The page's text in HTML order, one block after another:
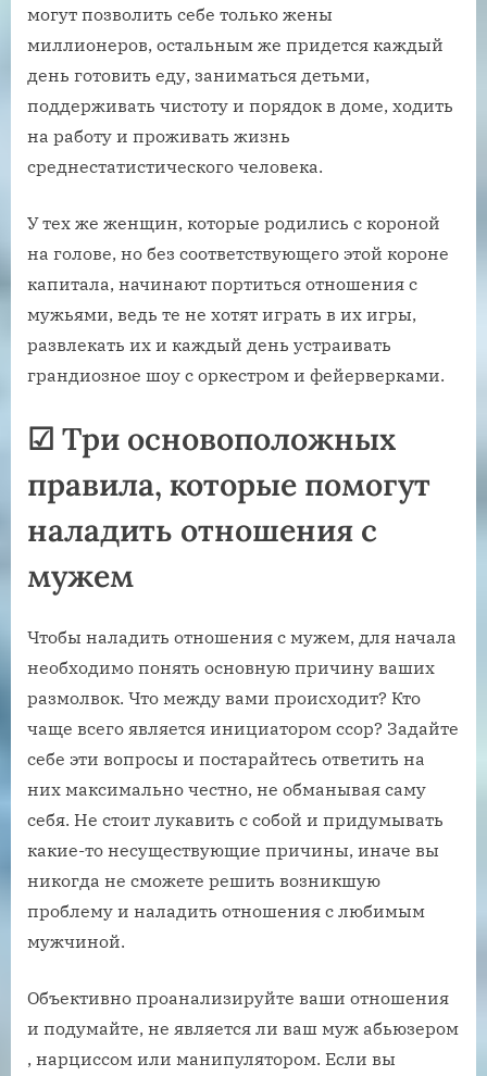
могут позволить себе только жены
миллионеров, остальным же придется каждый
день готовить еду, заниматься детьми,
поддерживать чистоту и порядок в доме, ходить
на работу и проживать жизнь
среднестатистического человека.
У тех же женщин, которые родились с короной
на голове, но без соответствующего этой короне
капитала, начинают портиться отношения с
мужьями, ведь те не хотят играть в их игры,
развлекать их и каждый день устраивать
грандиозное шоу с оркестром и фейерверками.
☑ Три основоположных
правила, которые помогут
наладить отношения с
мужем
Чтобы наладить отношения с мужем, для начала
необходимо понять основную причину ваших
размолвок. Что между вами происходит? Кто
чаще всего является инициатором ссор? Задайте
себе эти вопросы и постарайтесь ответить на
них максимально честно, не обманывая саму
себя. Не стоит лукавить с собой и придумывать
какие-то несуществующие причины, иначе вы
никогда не сможете решить возникшую
проблему и наладить отношения с любимым
мужчиной.
Объективно проанализируйте ваши отношения
и подумайте, не является ли ваш муж абьюзером
, нарциссом или манипулятором. Если вы